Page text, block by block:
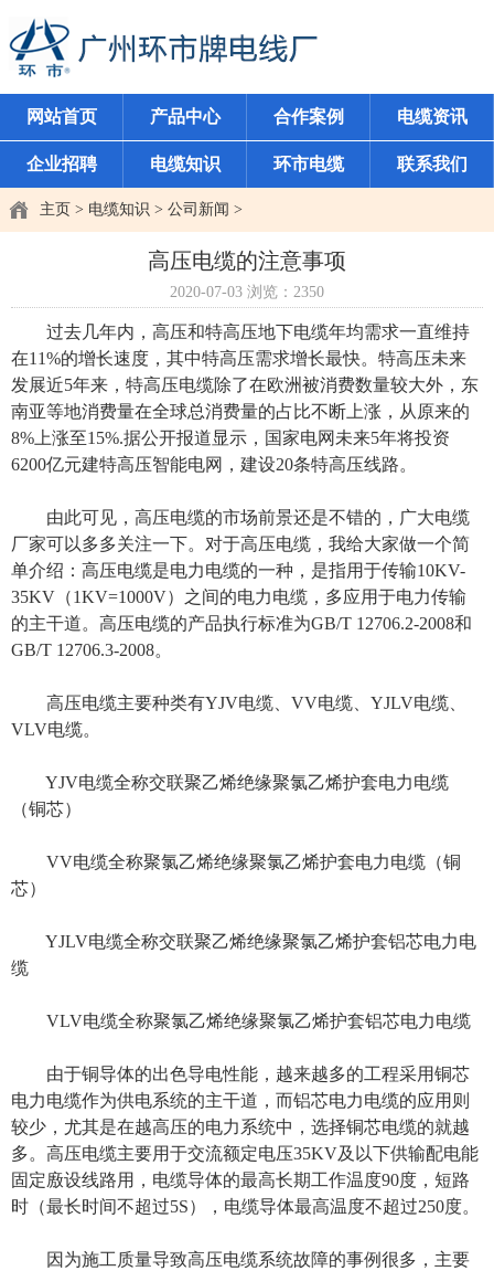
网站首页 产品中心 合作案例 电缆资讯
企业招聘 电缆知识 环市电缆 联系我们
主页 > 电缆知识 > 公司新闻 >
高压电缆的注意事项
2020-07-03 浏览： 2350
过去几年内，高压和特高压地下电缆年均需求一直维持
在11%的增长速度，其中特高压需求增长最快。特高压未来
发展近5年来，特高压电缆除了在欧洲被消费数量较大外，东
南亚等地消费量在全球总消费量的占比不断上涨，从原来的
8%上涨至15%.据公开报道显示，国家电网未来5年将投资
6200亿元建特高压智能电网，建设20条特高压线路。
由此可见，高压电缆的市场前景还是不错的，广大电缆
厂家可以多多关注一下。对于高压电缆，我给大家做一个简
单介绍：高压电缆是电力电缆的一种，是指用于传输10KV-
35KV（1KV=1000V）之间的电力电缆，多应用于电力传输
的主干道。高压电缆的产品执行标准为GB/T 12706.2-2008和
GB/T 12706.3-2008。
高压电缆主要种类有YJV电缆、VV电缆、YJLV电缆、
VLV电缆。
YJV电缆全称交联聚乙烯绝缘聚氯乙烯护套电力电缆
（铜芯）
VV电缆全称聚氯乙烯绝缘聚氯乙烯护套电力电缆（铜
芯）
YJLV电缆全称交联聚乙烯绝缘聚氯乙烯护套铝芯电力电
缆
VLV电缆全称聚氯乙烯绝缘聚氯乙烯护套铝芯电力电缆
由于铜导体的出色导电性能，越来越多的工程采用铜芯
电力电缆作为供电系统的主干道，而铝芯电力电缆的应用则
较少，尤其是在越高压的电力系统中，选择铜芯电缆的就越
多。高压电缆主要用于交流额定电压35KV及以下供输配电能
固定廒设线路用，电缆导体的最高长期工作温度90度，短路
时（最长时间不超过5S），电缆导体最高温度不超过250度。
因为施工质量导致高压电缆系统故障的事例很多，主要